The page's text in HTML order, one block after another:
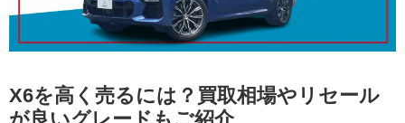
X6を高く売るには？買取相場やリセール